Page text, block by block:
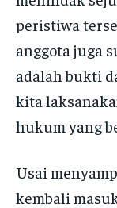
peristiwa
anggota juga
adalah bukti
kita
hukum yang
Usai
kembali